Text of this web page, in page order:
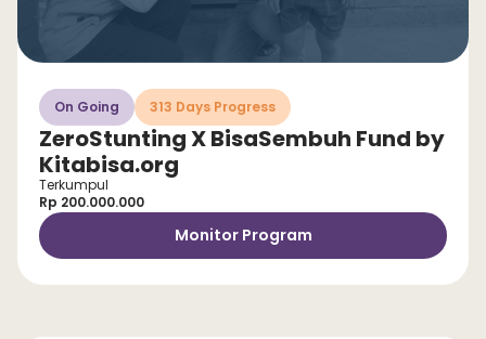
On Going 313 Days Progress
ZeroStunting X BisaSembuh Fund by
Kitabisa.org
Terkumpul
Rp 200.000.000
Monitor Program